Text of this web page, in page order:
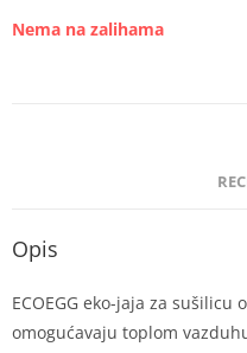
Nema na zalihama
Opis
ECOEGG eko-jaja za
omogućavaju toplom